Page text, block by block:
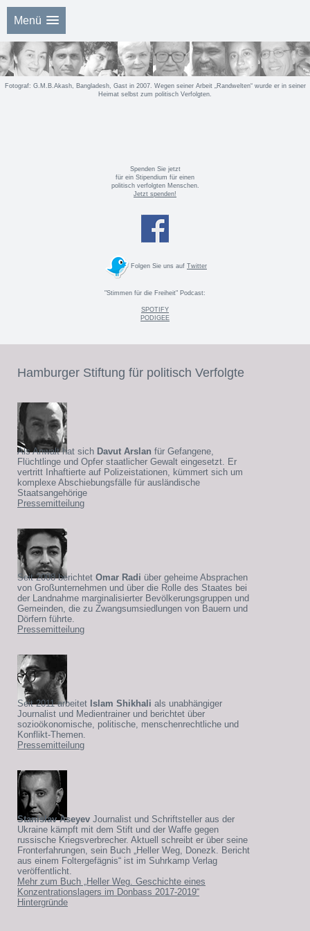
Menü
Fotograf: G.M.B.Akash, Bangladesh, Gast in 2007. Wegen seiner Arbeit „Randwelten“ wurde er in seiner
Heimat selbst zum politisch Verfolgten.
Spenden Sie jetzt
für ein Stipendium für einen
politisch verfolgten Menschen.
Jetzt spenden!
Folgen Sie uns auf Twitter
"Stimmen für die Freiheit" Podcast:
SPOTIFY
PODIGEE
Hamburger Stiftung für politisch Verfolgte
Als Anwalt hat sich Davut Arslan für Gefangene,
Flüchtlinge und Opfer staatlicher Gewalt eingesetzt. Er
vertritt Inhaftierte auf Polizeistationen, kümmert sich um
komplexe Abschiebungsfälle für ausländische
Staatsangehörige
Pressemitteilung
Seit 2008 berichtet Omar Radi über geheime Absprachen
von Großunternehmen und über die Rolle des Staates bei
der Landnahme marginalisierter Bevölkerungsgruppen und
Gemeinden, die zu Zwangsumsiedlungen von Bauern und
Dörfern führte.
Pressemitteilung
Seit 2011 arbeitet Islam Shikhali als unabhängiger
Journalist und Medientrainer und berichtet über
sozioökonomische, politische, menschenrechtliche und
Konflikt-Themen.
Pressemitteilung
Stanislav Aseyev Journalist und Schriftsteller aus der
Ukraine kämpft mit dem Stift und der Waffe gegen
russische Kriegsverbrecher. Aktuell schreibt er über seine
Fronterfahrungen, sein Buch „Heller Weg, Donezk. Bericht
aus einem Foltergefägnis“ ist im Suhrkamp Verlag
veröffentlicht.
Mehr zum Buch „Heller Weg. Geschichte eines
Konzentrationslagers im Donbass 2017-2019“
Hintergründe